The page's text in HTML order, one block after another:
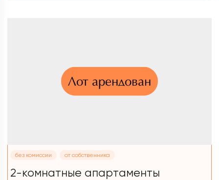
Лот арендован
без комиссии от собственника
2-комнатные апартаменты